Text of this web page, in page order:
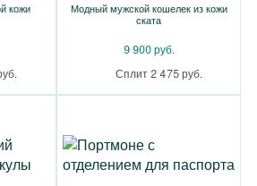
кожи
Модный мужской кошелек из кожи
ската
9 900 руб.
Сплит 2 475 руб.